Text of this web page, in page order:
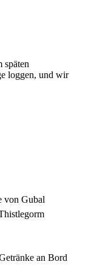
späten
loggen, und wir
von Gubal
an Bord